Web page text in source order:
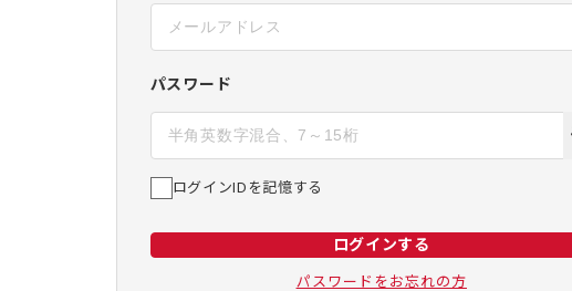
パスワード
ログインIDを記憶する
ログインする
パスワードをお忘れの方